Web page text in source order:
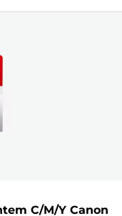
C/M/Y Canon